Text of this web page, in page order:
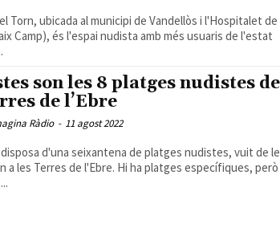
Torn, ubicada al municipi de Vandellòs i l'Hospitalet de
Camp), és l'espai nudista amb més usuaris de l'estat
son les 8 platges nudistes de
de l’Ebre
Ràdio - 11 agost 2022
d'una seixantena de platges nudistes, vuit de
a les Terres de l'Ebre. Hi ha platges específiques, però